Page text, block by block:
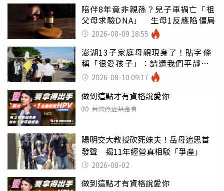
陪伴8年竟非親孫？兒子車禍亡「祖
父母求驗DNA」 生母1反應陷僵局
2026-08-09 18:55
澎湖13子家庭母親現身了！貼字條
稱「很愛孩子」：請還我們平靜生
活 2026-08-10 09:17
做到這點才有資格說愛你
台灣癌症基金會
陽明交大教授砍死妹夫！岳母追思首
發聲 揭11年經營真相駁「爭產」
2026-08-02
做到這點才有資格說愛你